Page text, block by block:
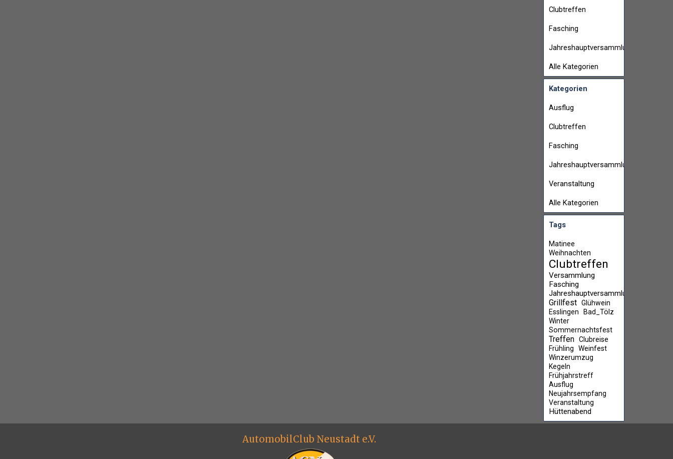
Clubtreffen
Fasching
Jahreshauptversammlung
Alle Kategorien
Kategorien
Ausflug
Clubtreffen
Fasching
Jahreshauptversammlung
Veranstaltung
Alle Kategorien
Tags
Matinee
Weihnachten
Clubtreffen
Versammlung
Fasching
Jahreshauptversammlung
Grillfest Glühwein
Esslingen
Bad_Tölz
Winter
Sommernachtsfest
Treffen Clubreise
Frühling
Weinfest
Winzerumzug
Kegeln
Frühjahrstreff
Ausflug
Neujahrsempfang
Veranstaltung
Hüttenabend
AutomobilClub Neustadt e.V.